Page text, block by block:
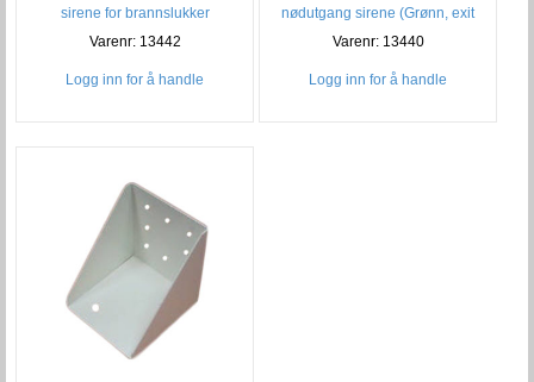
sirene for brannslukker
Varenr: 13442
Logg inn for å handle
nødutgang sirene (Grønn, exit
Varenr: 13440
Logg inn for å handle